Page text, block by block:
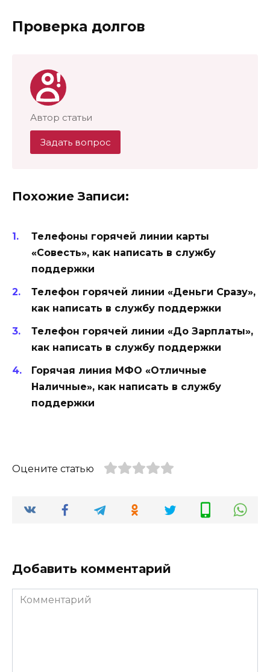
Проверка долгов
Автор статьи
Задать вопрос
Похожие Записи:
Телефоны горячей линии карты
«Совесть», как написать в службу
поддержки
Телефон горячей линии «Деньги Сразу»,
как написать в службу поддержки
Телефон горячей линии «До Зарплаты»,
как написать в службу поддержки
Горячая линия МФО «Отличные
Наличные», как написать в службу
поддержки
Оцените статью
Добавить комментарий
Комментарий